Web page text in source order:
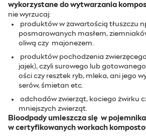
wykorzystane do wytwarzania
nie wyrzucaj:
produktów w zawartością tłuszczu
posmarowanych masłem,
oliwą czy majonezem.
produktów pochodzenia
jajek), czyli surowego lub
ości czy resztek ryb, mleka, ani jego
serów, śmietan etc.
odchodów zwierząt, kociego żwirku
mniejszych zwierząt.
Bioodpady umieszcza się w
w certyfikowanych workach